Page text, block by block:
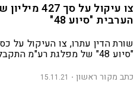
צו עיקול על סך
הערבית "סיוע 48"
שורת הדין עתרו, צו העיקול על
"סיוע 48" של מפלגת רע"מ
כשלה"
כתב מקור ראשון 15.11.21